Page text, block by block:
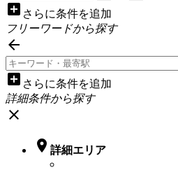
add_box さらに条件を追加
フリーワードから探す

add_box さらに条件を追加
詳細条件から探す
close
 詳細エリア